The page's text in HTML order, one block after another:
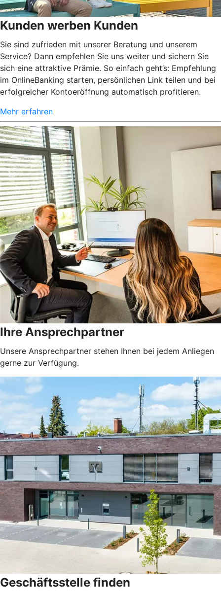
Kunden werben Kunden
Sie sind zufrieden mit unserer Beratung und unserem
Service? Dann empfehlen Sie uns weiter und sichern Sie
sich eine attraktive Prämie. So einfach geht’s: Empfehlung
im OnlineBanking starten, persönlichen Link teilen und bei
erfolgreicher Kontoeröffnung automatisch profitieren.
Mehr erfahren
Ihre Ansprechpartner
Unsere Ansprechpartner stehen Ihnen bei jedem Anliegen
gerne zur Verfügung.
Geschäftsstelle finden